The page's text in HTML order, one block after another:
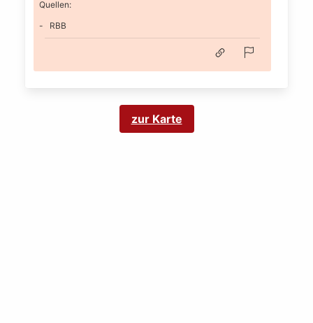
Quellen:
RBB
zur Karte